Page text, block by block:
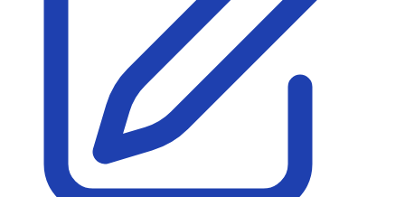
Всеукраїнська молодіжна Рада УТОГ
Молодіжні лідери УТОГ
Ветерани УТОГ
Мережа УТОГ
Підприємства УТОГ
Рекорди УТОГ
Видання УТОГ
Звіти
Посилання сторінок УТОГ
Контакти
Навчальні програми